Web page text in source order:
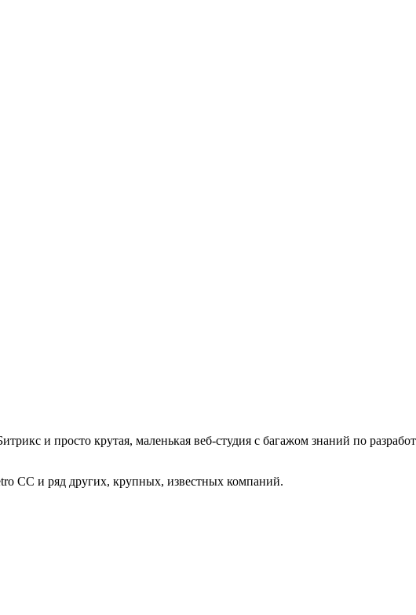
и просто крутая, маленькая веб-студия с багажом знаний по
CC и ряд других, крупных, известных компаний.